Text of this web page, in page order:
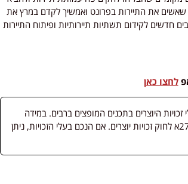
שאשים את התיירות בפרונט ואמשיך לקדם במרץ את
לקידום תשתיות תיירותיות ופיתוח התיירות
לחצו כאן
היוצרים בתכנים המופצים ברבים. במידה
ופורסמה מדיה שבעליה אינו ידוע, השימוש נעשה לפי סעיף 27א לחוק זכויות יוצרים. אם הנכם בעלי הזכויות, ניתן